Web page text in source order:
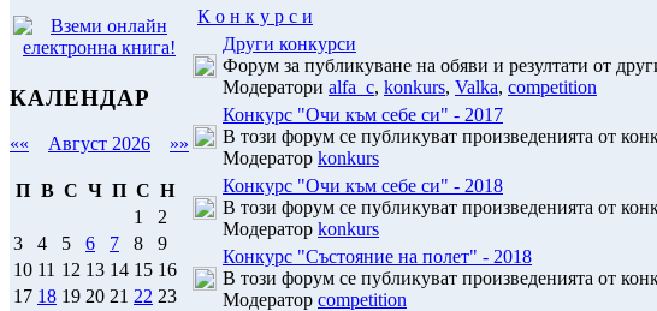
КАЛЕНДАР
«« Август 2026 »»
П В С Ч П С Н
1
2
3
4 5 6 7 8
9
10 11 12 13 14 15 16
17 18 19 20 21 22 23
К о н к у р с и
Други конкурси
Форум за публикуване на обяви и резултати от
Модератори alfa_c, konkurs, Valka, competition
Конкурс "Очи към себе си" - 2017
В този форум се публикуват произведенията от
Модератор konkurs
Конкурс "Очи към себе си" - 2018
В този форум се публикуват произведенията от
Модератор konkurs
Конкурс "Състояние на полет" - 2018
В този форум се публикуват произведенията от
Модератор competition